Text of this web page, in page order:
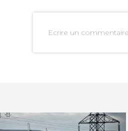
IMPRIMER
Ecrire un commentaire